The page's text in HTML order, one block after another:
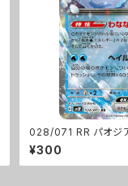
028/071 RR パオジ
¥300